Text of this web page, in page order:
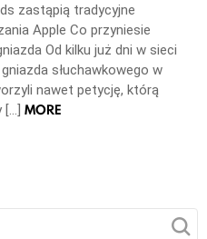
zastąpią tradycyjne
Apple Co przyniesie
Od kilku już dni w sieci
słuchawkowego w
nawet petycję, którą
[…] MORE